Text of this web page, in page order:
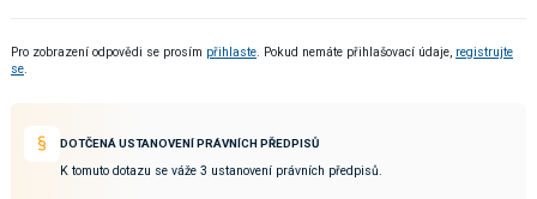
Pro zobrazení odpovědi se prosím přihlaste. Pokud nemáte přihlašovací údaje, registrujte
se.
DOTČENÁ USTANOVENÍ PRÁVNÍCH PŘEDPISŮ
K tomuto dotazu se váže 3 ustanovení právních předpisů.